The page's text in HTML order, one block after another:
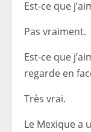
Est-ce que
Pas vraiment.
Est-ce que
regarde en
Très vrai.
Le Mexique a